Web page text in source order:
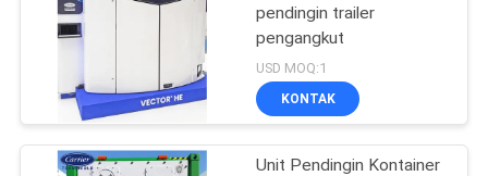
pendingin trailer
pengangkut
USD MOQ:1
KONTAK
Unit Pendingin Kontainer